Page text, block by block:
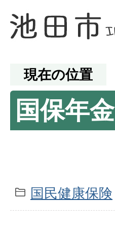
現在の位置
国保年金
国民健康保険